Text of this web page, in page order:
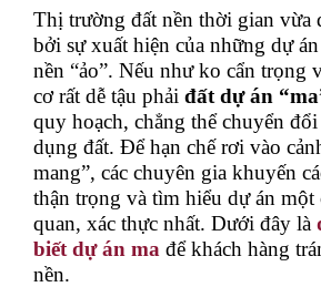
Thị trường đất nền thời gian vừa
bởi sự xuất hiện của những dự
nền “ảo”. Nếu như ko cẩn trọng
cơ rất dễ tậu phải đất dự án
quy hoạch, chẳng thể chuyển
dụng đất. Để hạn chế rơi vào
mang”, các chuyên gia khuyến
thận trọng và tìm hiểu dự án một
quan, xác thực nhất. Dưới đây là
biết dự án ma để khách hàng
nền.